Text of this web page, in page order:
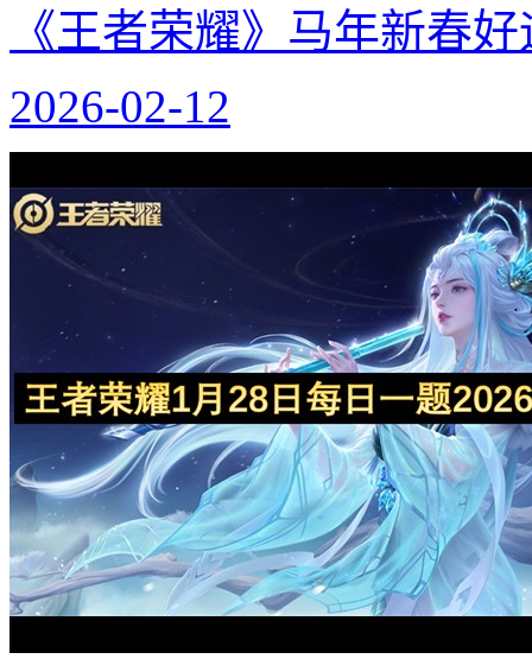
《王者荣耀》马年新春
2026-02-12